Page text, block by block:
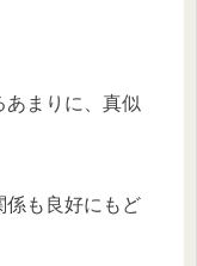
あまりに、真似
係も良好にもど